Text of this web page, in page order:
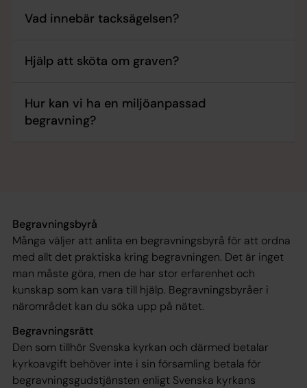
Vad innebär tacksägelsen?
Hjälp att sköta om graven?
Hur kan vi ha en miljöanpassad
begravning?
Begravningsbyrå
Många väljer att anlita en begravningsbyrå för att ordna
med allt det praktiska kring begravningen. Det är inget
man måste göra, men de har stor erfarenhet och
kunskap som kan vara till hjälp. Begravningsbyråer i
närområdet kan du söka upp på nätet.
Begravningsrätt
Den som tillhör Svenska kyrkan och därmed betalar
kyrkoavgift behöver inte i sin församling betala för
begravningsgudstjänsten enligt Svenska kyrkans